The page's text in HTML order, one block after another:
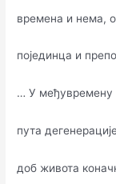
времена и нема,
појединца и
… У међувремену
пута
доб живота